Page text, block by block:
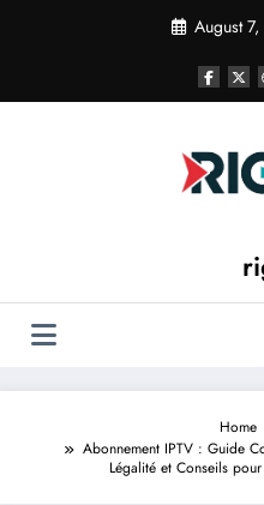
August
Home
Abonnement IPTV : Guide
Légalité et Conseils